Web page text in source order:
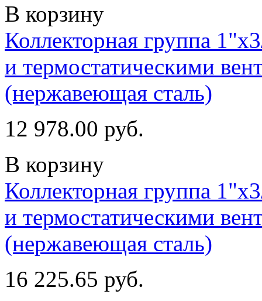
В корзину
Коллекторная группа
и термостатическими
(нержавеющая сталь)
12 978.00 руб.
В корзину
Коллекторная группа
и термостатическими
(нержавеющая сталь)
16 225.65 руб.